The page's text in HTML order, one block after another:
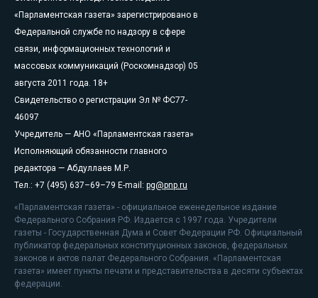
«Парламентская газета» зарегистрировано в
Федеральной службе по надзору в сфере
связи, информационных технологий и
массовых коммуникаций (Роскомнадзор) 05
августа 2011 года. 18+
Свидетельство о регистрации Эл № ФС77-
46097
Учредитель — АНО «Парламентская газета»
Исполняющий обязанности главного
редактора — Абдуллаев М.Р.
Тел.: +7 (495) 637–69–79 E-mail: pg@pnp.ru
«Парламентская газета» - официальное еженедельное издание
Федерального Собрания РФ. Издается с 1997 года. Учредители
газеты - Государственная Дума и Совет Федерации РФ. Официальный
публикатор федеральных конституционных законов, федеральных
законов и актов палат Федерального Собрания. «Парламентская
газета» имеет пункты печати и представительства в десяти субъектах
федерации.